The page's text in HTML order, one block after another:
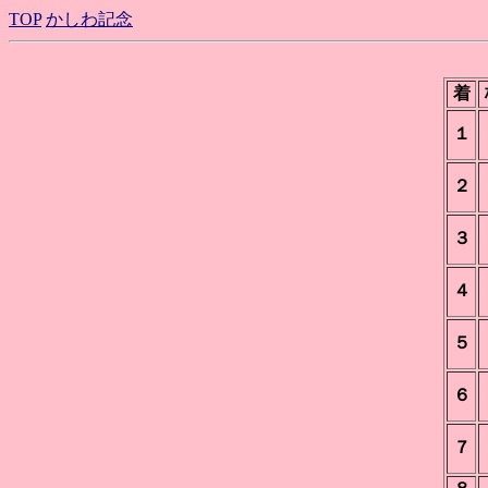
TOP かしわ記念
着
１
２
３
４
５
６
７